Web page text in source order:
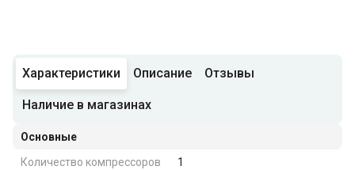
Характеристики Описание Отзывы
Наличие в магазинах
Основные
Количество компрессоров
1